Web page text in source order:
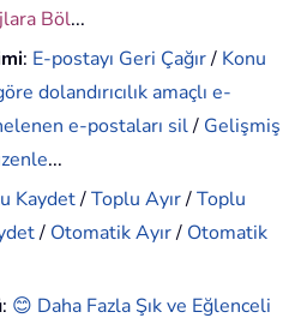
Böl...
: E-postayı Geri Çağır/ Konu
dolandırıcılık amaçlı e-
e-postaları sil/ Gelişmiş
...
Kaydet/Toplu Ayır/Toplu
/ Otomatik Ayır/ Otomatik
: 😊 Daha Fazla Şık ve Eğlenceli